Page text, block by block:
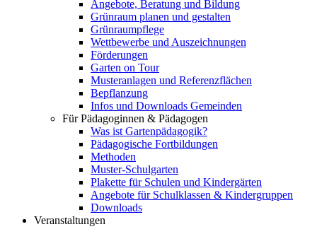
Angebote, Beratung und Bildung
Grünraum planen und gestalten
Grünraumpflege
Wettbewerbe und Auszeichnungen
Förderungen
Garten on Tour
Musteranlagen und Referenzflächen
Bepflanzung
Infos und Downloads Gemeinden
Für Pädagoginnen & Pädagogen
Was ist Gartenpädagogik?
Pädagogische Fortbildungen
Methoden
Muster-Schulgarten
Plakette für Schulen und Kindergärten
Angebote für Schulklassen & Kindergruppen
Downloads
Veranstaltungen